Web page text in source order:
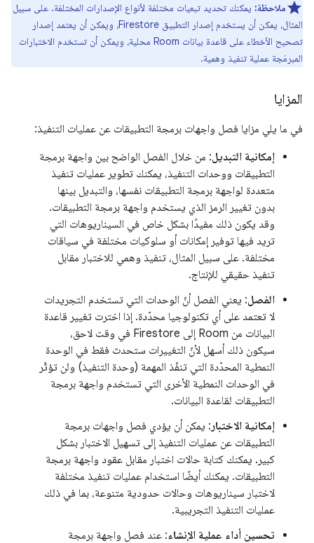
ملاحظة: يمكنك تحديد تبعيات مختلفة لأنواع الإصدارات المختلفة. على سبيل
المثال، يمكن أن يستخدم إصدار التطبيق Firestore، ويمكن أن يعتمد إصدار
تصحيح الأخطاء على قاعدة بيانات Room محلية، ويمكن أن تستخدم الاختبارات
المبرمَجة عملية تنفيذ وهمية.
المزايا
في ما يلي مزايا فصل واجهات برمجة التطبيقات عن عمليات التنفيذ:
إمكانية التبديل: من خلال الفصل الواضح بين واجهة برمجة
التطبيقات ووحدات التنفيذ، يمكنك تطوير عمليات تنفيذ
متعددة لواجهة برمجة التطبيقات نفسها، والتبديل بينها
بدون تغيير الرمز الذي يستخدم واجهة برمجة التطبيقات.
وقد يكون ذلك مفيدًا بشكل خاص في السيناريوهات التي
تريد فيها توفير إمكانات أو سلوكيات مختلفة في سياقات
مختلفة. على سبيل المثال، تنفيذ وهمي للاختبار مقابل
تنفيذ حقيقي للإنتاج.
الفصل: يعني الفصل أنّ الوحدات التي تستخدم التجريدات
لا تعتمد على أي تكنولوجيا محدّدة. إذا اخترت تغيير قاعدة
البيانات من Room إلى Firestore في وقت لاحق،
سيكون ذلك أسهل لأنّ التغييرات ستحدث فقط في الوحدة
النمطية المحدّدة التي تنفّذ المهمة (وحدة التنفيذ) ولن تؤثّر
في الوحدات النمطية الأخرى التي تستخدم واجهة برمجة
التطبيقات لقاعدة البيانات.
إمكانية الاختبار : يمكن أن يؤدي فصل واجهات برمجة
التطبيقات عن عمليات التنفيذ إلى تسهيل الاختبار بشكل
كبير. يمكنك كتابة حالات اختبار مقابل عقود واجهة برمجة
التطبيقات. يمكنك أيضًا استخدام عمليات تنفيذ مختلفة
لاختبار سيناريوهات وحالات حدودية متنوعة، بما في ذلك
عمليات التنفيذ التجريبية.
تحسين أداء عملية الإنشاء: عند فصل واجهة برمجة